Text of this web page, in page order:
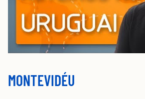
MONTEVIDÉU